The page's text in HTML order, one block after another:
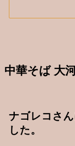
中華そば 大
ナゴレコさ
した。